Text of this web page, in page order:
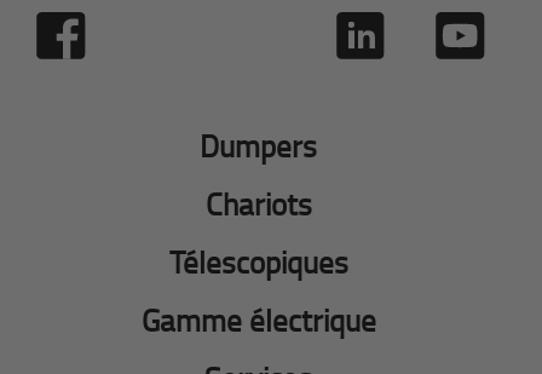
Dumpers
Chariots
Télescopiques
Gamme électrique